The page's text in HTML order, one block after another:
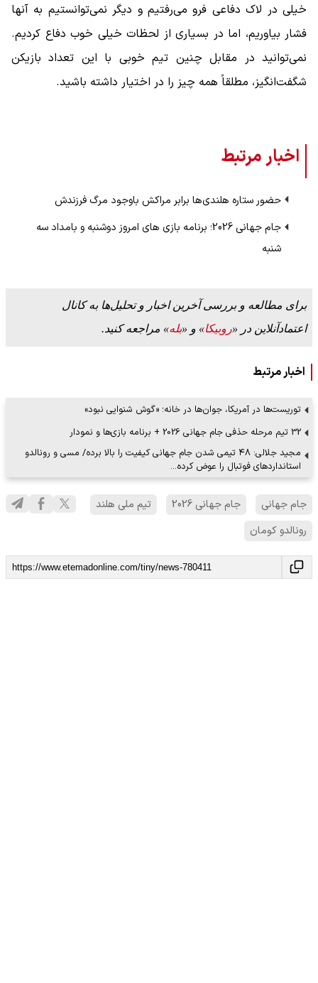
خیلی در لاک دفاعی فرو می‌رفتیم و دیگر نمی‌توانستیم به آنها
فشار بیاوریم، اما در بسیاری از لحظات خیلی خوب دفاع کردیم.
نمی‌توانید در مقابل چنین تیم خوبی با این تعداد بازیکن
شگفت‌انگیز، مطلقاً همه چیز را در اختیار داشته باشید.
اخبار مرتبط
حضور ستاره هلندی‌ها برابر مراکش باوجود مرگ فرزندش
جام جهانی 2026؛ برنامه بازی های امروز دوشنبه و بامداد سه
شنبه
برای مطالعه و بررسی آخرین اخبار و تحلیل‌ها به کانال
اعتمادآنلاین در «روبیکا» و «بله» مراجعه کنید.
اخبار مرتبط
توریست‌ها در آمریکا، جوان‌ها در خانه؛ «گوش شنوایی نبود»
32 تیم مرحله حذفی جام جهانی 2026 + برنامه بازی‌‌ها و نمودار
مجید جلالی: ۴۸ تیمی شدن جام جهانی کیفیت را بالا برده/ مسی و رونالدو
استانداردهای فوتبال را عوض کرده…
جام جهانی جام جهانی 2026
تیم ملی هلند
رونالدو کومان